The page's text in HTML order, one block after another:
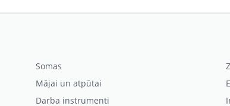
Somas
Mājai un atpūtai
Darba instrumenti